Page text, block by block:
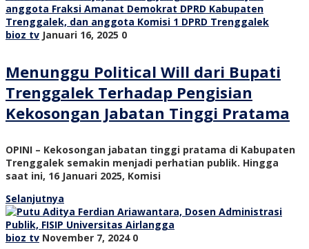
bioz tv Januari 16, 2025 0
Menunggu Political Will dari Bupati
Trenggalek Terhadap Pengisian
Kekosongan Jabatan Tinggi Pratama
OPINI – Kekosongan jabatan tinggi pratama di Kabupaten
Trenggalek semakin menjadi perhatian publik. Hingga
saat ini, 16 Januari 2025, Komisi
Selanjutnya
bioz tv November 7, 2024 0